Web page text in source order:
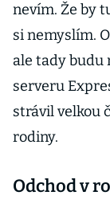
nevím. Že by
si nemyslím.
ale tady budu
serveru
strávil velkou
rodiny.
Odchod v